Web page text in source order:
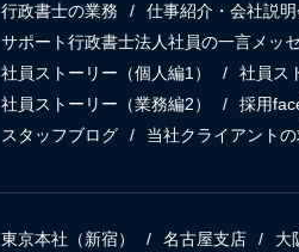
行政書士の業務
仕事紹介・会社説
サポート行政書士法人社員の一言メッ
社員ストーリー（個人編1）
社員ス
社員ストーリー（業務編2）
採用
スタッフブログ
当社クライアント
東京本社（新宿） 名古屋支店 大